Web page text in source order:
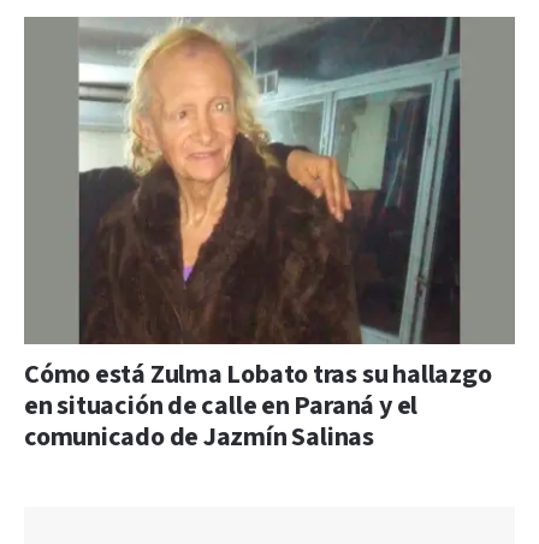
Cómo está Zulma Lobato tras su hallazgo
en situación de calle en Paraná y el
comunicado de Jazmín Salinas